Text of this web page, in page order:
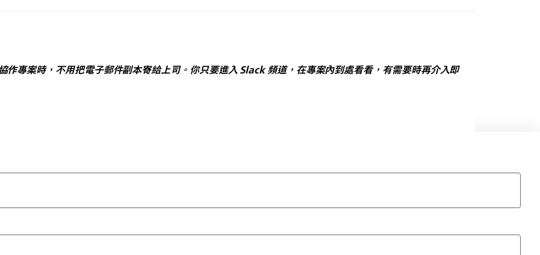
作專案時，不用把電子郵件副本寄給上司。你只要進入 Slack 頻道，在專案內到處看看，有需要時再介入即